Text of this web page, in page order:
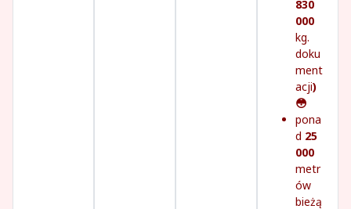
830
000
kg.
doku
ment
acji)
😳
pona
d 25
000
metr
ów
bieżą